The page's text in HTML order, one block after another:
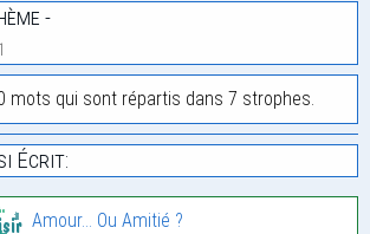
-
mots qui sont répartis dans 7 strophes.
Écrit:
Amour… Ou Amitié ?